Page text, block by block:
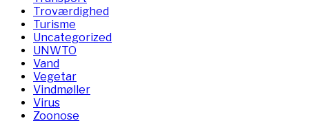
Troværdighed
Turisme
Uncategorized
UNWTO
Vand
Vegetar
Vindmøller
Virus
Zoonose